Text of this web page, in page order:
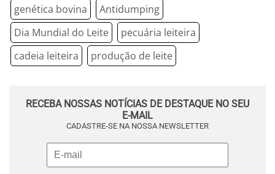
genética bovina
Antidumping
Dia Mundial do Leite
pecuária leiteira
cadeia leiteira
produção de leite
RECEBA NOSSAS NOTÍCIAS DE DESTAQUE NO SEU
E-MAIL
CADASTRE-SE NA NOSSA NEWSLETTER